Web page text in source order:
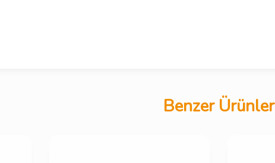
Benzer Ürünler